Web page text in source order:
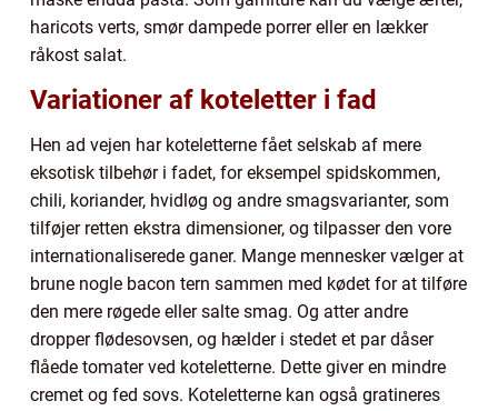
haricots verts, smør dampede porrer eller en lækker
råkost salat.
Variationer af koteletter i fad
Hen ad vejen har koteletterne fået selskab af mere
eksotisk tilbehør i fadet, for eksempel spidskommen,
chili, koriander, hvidløg og andre smagsvarianter, som
tilføjer retten ekstra dimensioner, og tilpasser den vore
internationaliserede ganer. Mange mennesker vælger at
brune nogle bacon tern sammen med kødet for at tilføre
den mere røgede eller salte smag. Og atter andre
dropper flødesovsen, og hælder i stedet et par dåser
flåede tomater ved koteletterne. Dette giver en mindre
cremet og fed sovs. Koteletterne kan også gratineres